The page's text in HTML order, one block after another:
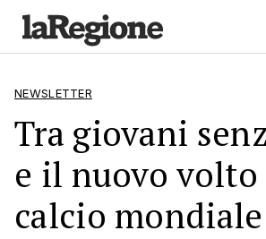
NEWSLETTER
Tra giovani
e il nuovo
calcio mondiale